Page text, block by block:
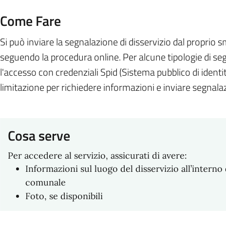
Come Fare
Si può inviare la segnalazione di disservizio dal proprio
seguendo la procedura online. Per alcune tipologie di
l'accesso con credenziali Spid (Sistema pubblico di
limitazione per richiedere informazioni e inviare
Cosa serve
Per accedere al servizio, assicurati di avere:
Informazioni sul luogo del disservizio
comunale
Foto, se disponibili